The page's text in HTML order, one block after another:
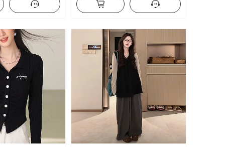
Base
Femme Ling Carreaux Cardigan
Ensemble deux pièces